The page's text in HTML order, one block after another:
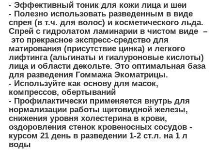
- Эффективный тоник для кожи лица и шеи
- Полезно использовать разведенным в виде
спрея (в т.ч. для волос) и косметического льда.
Спрей с гидролатом ламинарии в чистом виде –
это прекрасное экспресс-средство для
матирования (присутствие цинка) и легкого
лифтинга (альгинаты и гиалуроновые кислоты)
лица и области декольте. Это оптимальная база
для разведения Гоммажа Экоматрицы.
- Используйте как основу для масок,
компрессов, обертываний
- Профилактически применяется внутрь для
нормализации работы щитовидной железы,
снижения уровня холестерина в крови,
оздоровления стенок кровеносных сосудов -
курсом 21 день в разведении 1-2 ст.л. на 1 л
воды